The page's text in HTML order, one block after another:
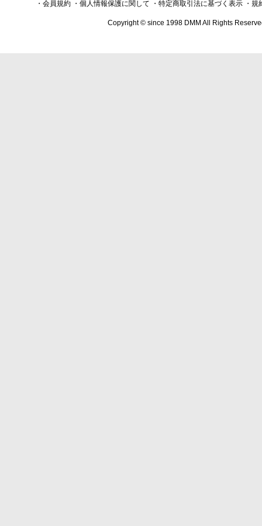
・会員規約 ・個人情報保護に関して ・特定商取引法に基づく表示 ・規
Copyright © since 1998 DMM All Rights